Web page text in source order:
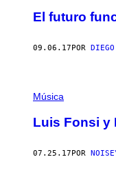
El futuro
09.06.17POR
Música
Luis Fonsi y
07.25.17 POR